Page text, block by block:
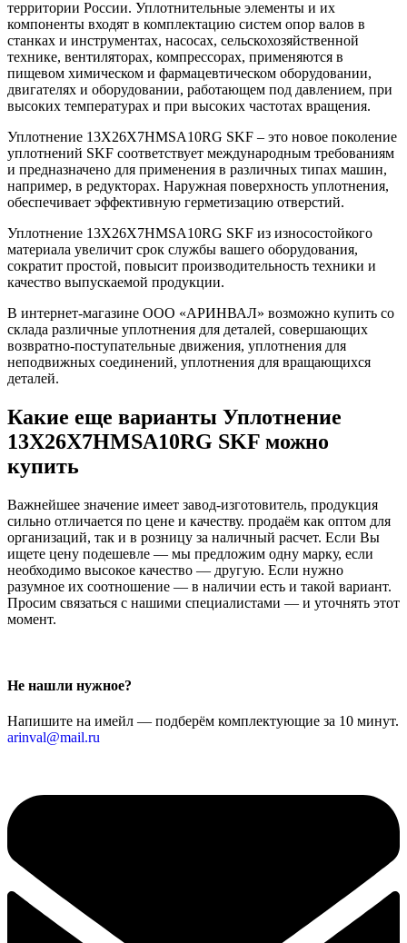
территории России. Уплотнительные элементы и их
компоненты входят в комплектацию систем опор валов в
станках и инструментах, насосах, сельскохозяйственной
технике, вентиляторах, компрессорах, применяются в
пищевом химическом и фармацевтическом оборудовании,
двигателях и оборудовании, работающем под давлением, при
высоких температурах и при высоких частотах вращения.
Уплотнение 13X26X7HMSA10RG SKF – это новое поколение
уплотнений SKF соответствует международным требованиям
и предназначено для применения в различных типах машин,
например, в редукторах. Наружная поверхность уплотнения,
обеспечивает эффективную герметизацию отверстий.
Уплотнение 13X26X7HMSA10RG SKF из износостойкого
материала увеличит срок службы вашего оборудования,
сократит простой, повысит производительность техники и
качество выпускаемой продукции.
В интернет-магазине ООО «АРИНВАЛ» возможно купить со
склада различные уплотнения для деталей, совершающих
возвратно-поступательные движения, уплотнения для
неподвижных соединений, уплотнения для вращающихся
деталей.
Какие еще варианты Уплотнение
13X26X7HMSA10RG SKF можно
купить
Важнейшее значение имеет завод-изготовитель, продукция
сильно отличается по цене и качеству. продаём как оптом для
организаций, так и в розницу за наличный расчет. Если Вы
ищете цену подешевле — мы предложим одну марку, если
необходимо высокое качество — другую. Если нужно
разумное их соотношение — в наличии есть и такой вариант.
Просим связаться с нашими специалистами — и уточнять этот
момент.
Не нашли нужное?
Напишите на имейл — подберём комплектующие за 10 минут.
arinval@mail.ru